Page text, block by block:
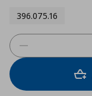
396.075.16